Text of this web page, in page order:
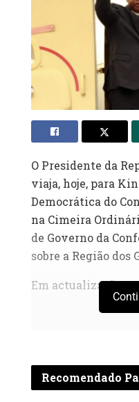
O Presidente da
viaja, hoje, para
Democrática do
na Cimeira
de Governo da
sobre a Região dos
Em actualização…
Recomendado